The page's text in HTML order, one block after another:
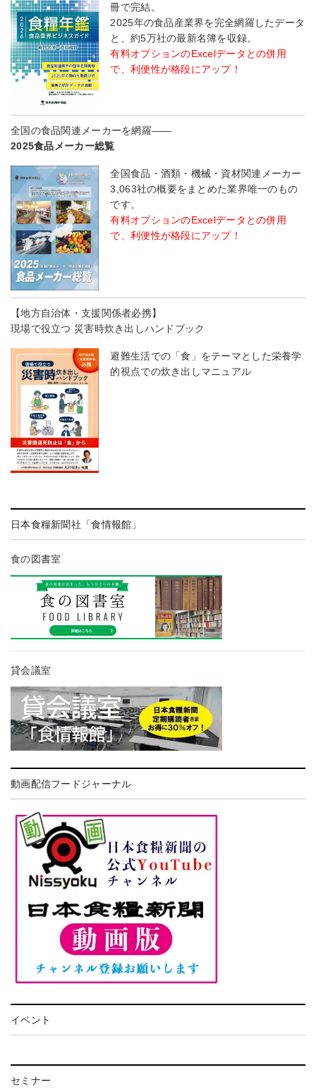
冊で完結。
2025年の食品産業界を完全網羅したデータ
と、約5万社の最新名簿を収録。
有料オプションのExcelデータとの併用
で、利便性が格段にアップ！
全国の食品関連メーカーを網羅――
2025食品メーカー総覧
全国食品・酒類・機械・資材関連メーカー
3,063社の概要をまとめた業界唯一のもの
です。
有料オプションのExcelデータとの併用
で、利便性が格段にアップ！
【地方自治体・支援関係者必携】
現場で役立つ 災害時炊き出しハンドブック
避難生活での「食」をテーマとした栄養学
的視点での炊き出しマニュアル
日本食糧新聞社「食情報館」
食の図書室
貸会議室
動画配信フードジャーナル
イベント
セミナー